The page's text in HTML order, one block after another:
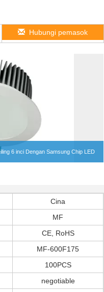
Hubungi pemasok
6 inci Dengan Samsung Chip LED
Cina
MF
CE, RoHS
MF-600F175
100PCS
negotiable